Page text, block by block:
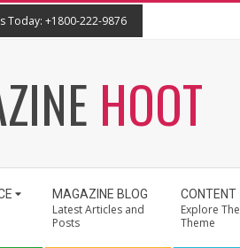
Today: +1800-222-9876
HOOT
MAGAZINE BLOG
Latest Articles and
Posts
CONTENT
Explore The
Theme